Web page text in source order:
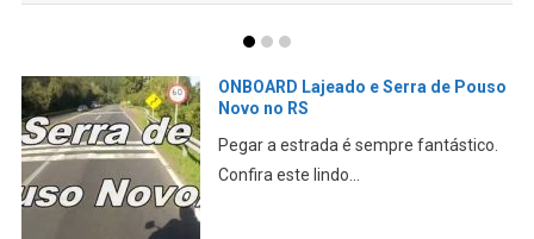
CAMINHANDO no trânsito
Neste vídeo eu mostro minha